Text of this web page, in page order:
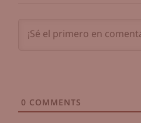
0 COMMENTS